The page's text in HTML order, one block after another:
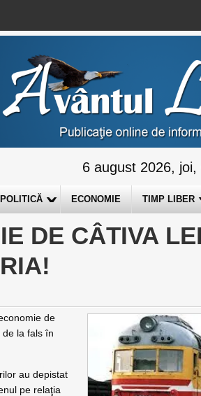
6 august 2026, joi,
POLITICĂ ECONOMIE TIMP LIBER
DE CÂTIVA
de
de la fals în
au depistat
pe relaţia